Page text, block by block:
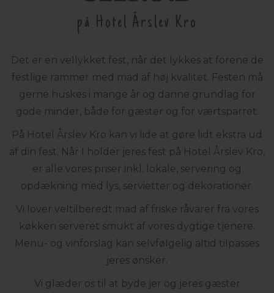
på Hotel Årslev Kro
Det er en vellykket fest, når det lykkes at forene de
festlige rammer med mad af høj kvalitet. Festen må
gerne huskes i mange år og danne grundlag for
gode minder, både for gæster og for værtsparret.
På Hotel Årslev Kro kan vi lide at gøre lidt ekstra ud
af din fest. Når I holder jeres fest på Hotel Årslev Kro,
er alle vores priser inkl. lokale, servering og
opdækning med lys, servietter og dekorationer.
Vi lover veltilberedt mad af friske råvarer fra vores
køkken serveret smukt af vores dygtige tjenere.
Menu- og vinforslag kan selvfølgelig altid tilpasses
jeres ønsker.
Vi glæder os til at byde jer og jeres gæster